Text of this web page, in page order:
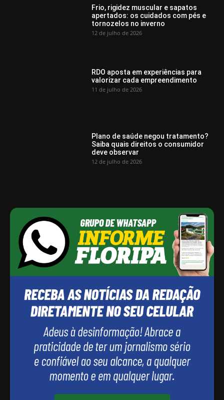
Frio, rigidez muscular e sapatos
apertados: os cuidados com pés e
tornozelos no inverno
12 de julho de 2026
RDO aposta em experiências para
valorizar cada empreendimento
11 de julho de 2026
Plano de saúde negou tratamento?
Saiba quais direitos o consumidor
deve observar
12 de julho de 2026